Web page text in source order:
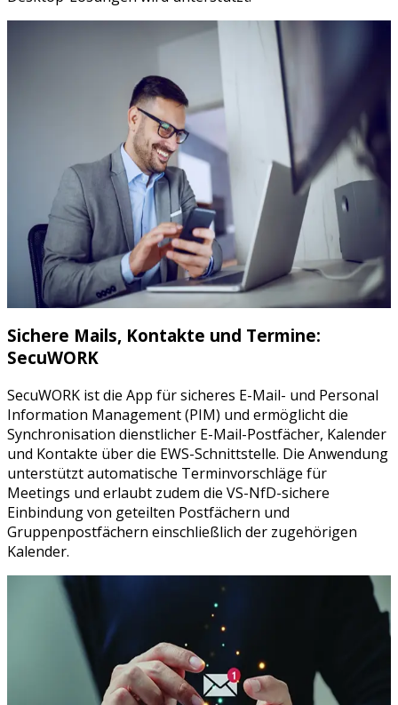
Sichere Mails, Kontakte und Termine:
SecuWORK
SecuWORK ist die App für sicheres E-Mail- und Personal
Information Management (PIM) und ermöglicht die
Synchronisation dienstlicher E-Mail-Postfächer, Kalender
und Kontakte über die EWS-Schnittstelle. Die Anwendung
unterstützt automatische Terminvorschläge für
Meetings und erlaubt zudem die VS-NfD-sichere
Einbindung von geteilten Postfächern und
Gruppenpostfächern einschließlich der zugehörigen
Kalender.